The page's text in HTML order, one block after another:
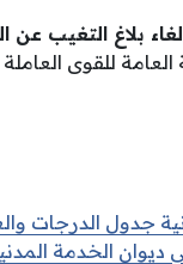
بلاغ التغيب
العامة للقوى
جدول الدرجات
الخدمة المدنية